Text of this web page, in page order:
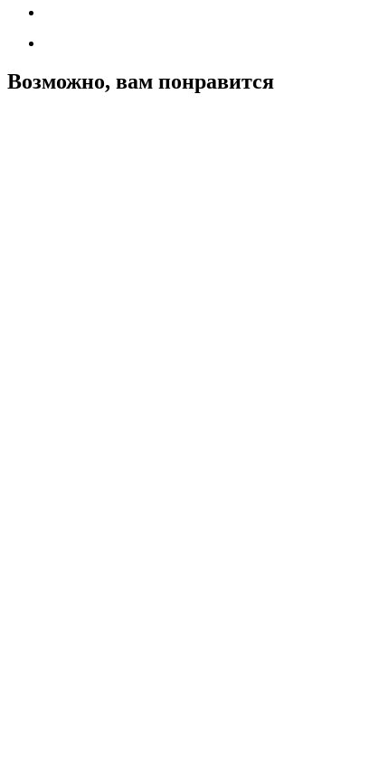
Возможно, вам понравится